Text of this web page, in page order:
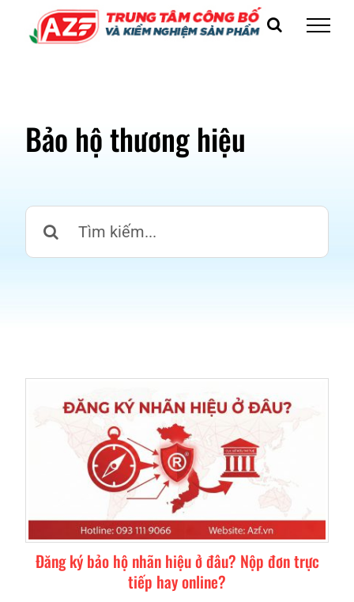
Bảo hộ thương hiệu
Search
for:
Đăng ký bảo hộ nhãn hiệu ở đâu? Nộp đơn trực
tiếp hay online?